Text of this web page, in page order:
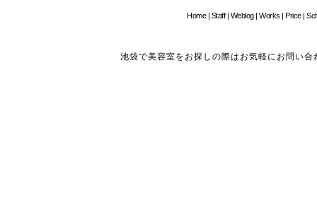
Home| Staff| Weblog| Works | Price|
池袋で美容室をお探しの際はお気軽にお問